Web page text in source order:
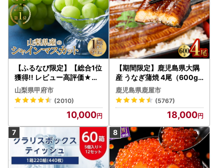
【ふるなび限定】【総合1位
獲得!! レビュー高評価★】
〈2026年度配送分〉山梨
県産 シャインマスカット 2
～3房（1.0kg以上）シャイ
ン フルーツ FN-Limited-S
P
山梨県甲府市
(2010)
10,000
【期間限定】鹿児島県大隅
産 うなぎ蒲焼 4尾（600g
） KN007-004-04-cp18
うなぎ 鰻 魚 惣菜 総菜
鹿児島県鹿屋市
(5767)
18,000